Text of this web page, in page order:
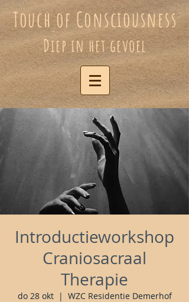
Touch of Consciousness
Diep in het gevoel
Introductieworkshop
Craniosacraal
Therapie
do 28 okt
  |
WZC Residentie Demerhof